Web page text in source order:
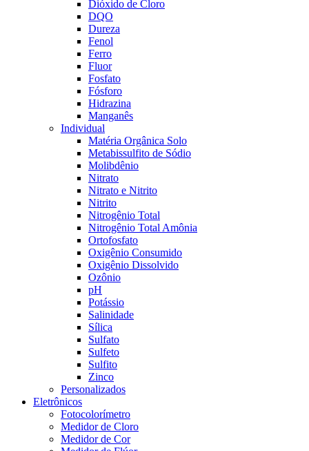
Dióxido de Cloro
DQO
Dureza
Fenol
Ferro
Fluor
Fosfato
Fósforo
Hidrazina
Manganês
Individual
Matéria Orgânica Solo
Metabissulfito de Sódio
Molibdênio
Nitrato
Nitrato e Nitrito
Nitrito
Nitrogênio Total
Nitrogênio Total Amônia
Ortofosfato
Oxigênio Consumido
Oxigênio Dissolvido
Ozônio
pH
Potássio
Salinidade
Sílica
Sulfato
Sulfeto
Sulfito
Zinco
Personalizados
Eletrônicos
Fotocolorímetro
Medidor de Cloro
Medidor de Cor